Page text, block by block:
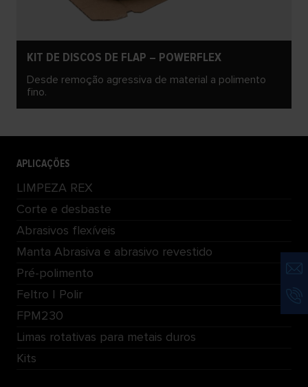
KIT DE DISCOS DE FLAP – POWERFLEX
Desde remoção agressiva de material a polimento
fino.
APLICAÇÕES
LIMPEZA REX
Corte e desbaste
Abrasivos flexíveis
Manta Abrasiva e abrasivo revestido
Pré-polimento
Feltro | Polir
FPM230
Limas rotativas para metais duros
Kits